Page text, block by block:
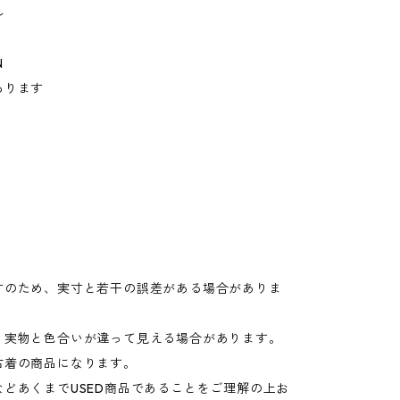
ます
ため、実寸と若干の誤差がある場合がありま
物と色合いが違って見える場合があります。
の商品になります。
あくまでUSED商品であることをご理解の上お